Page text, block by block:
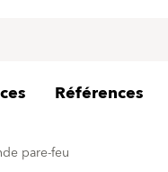
Références
pare-feu